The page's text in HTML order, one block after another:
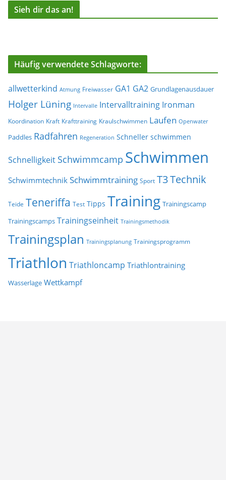
Sieh dir das an!
Häufig verwendete Schlagworte:
allwetterkind Atmung Freiwasser GA1 GA2 Grundlagenausdauer
Holger Lüning Intervalle Intervalltraining Ironman
Koordination Kraft Krafttraining Kraulschwimmen Laufen Openwater
Paddles Radfahren Regeneration Schneller schwimmen
Schnelligkeit Schwimmcamp Schwimmen
Schwimmtechnik Schwimmtraining Sport T3Technik
Teide Teneriffa Test Tipps Training Trainingscamp
Trainingscamps Trainingseinheit Trainingsmethodik
Trainingsplan Trainingsplanung Trainingsprogramm
Triathlon Triathloncamp Triathlontraining
Wasserlage Wettkampf